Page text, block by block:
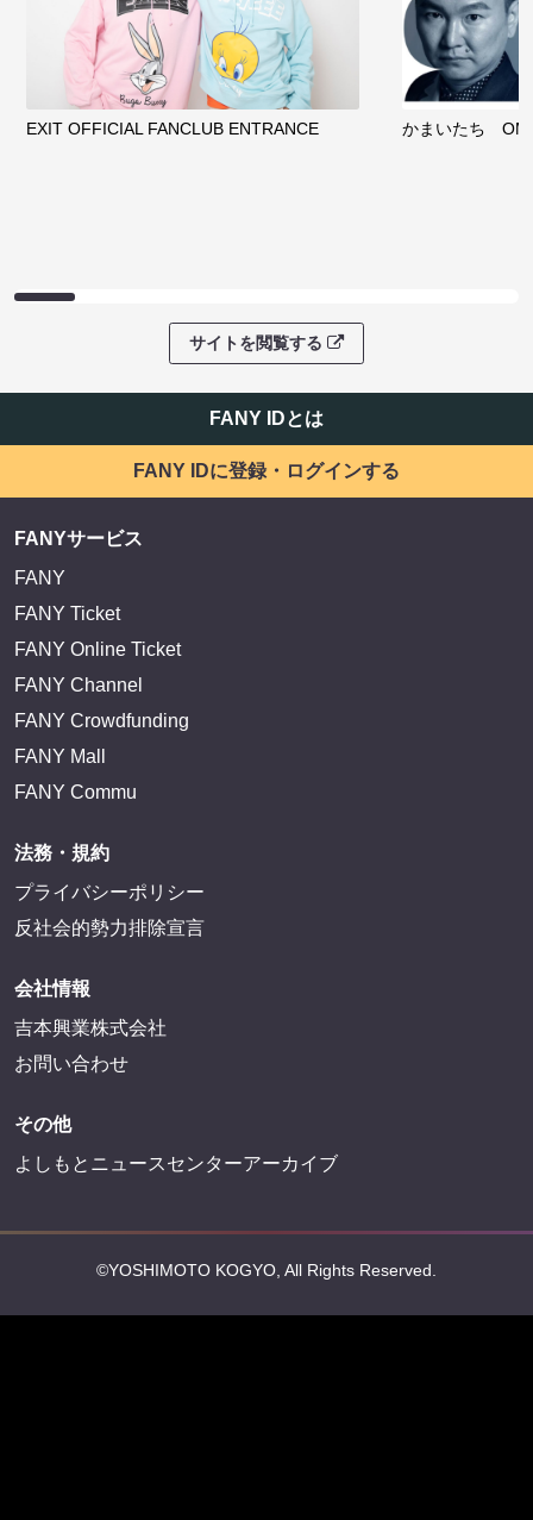
EXIT OFFICIAL FANCLUB ENTRANCE かまいたち
サイトを閲覧する
FANY IDとは
FANY IDに登録・ログインする
FANYサービス
FANY
FANY Ticket
FANY Online Ticket
FANY Channel
FANY Crowdfunding
FANY Mall
FANY Commu
法務・規約
プライバシーポリシー
反社会的勢力排除宣言
会社情報
吉本興業株式会社
お問い合わせ
その他
よしもとニュースセンターアーカイブ
©YOSHIMOTO KOGYO, All Rights Reserved.